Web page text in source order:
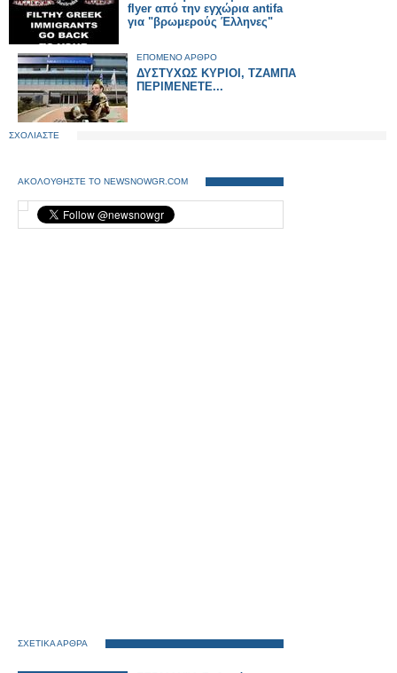
flyer από την εγχώρια antifa
για "βρωμερούς Έλληνες"
ΕΠΟΜΕΝΟ ΑΡΘΡΟ
ΔΥΣΤΥΧΩΣ ΚΥΡΙΟΙ, ΤΖΑΜΠΑ
ΠΕΡΙΜΕΝΕΤΕ...
ΣΧΟΛΙΑΣΤΕ
ΑΚΟΛΟΥΘΗΣΤΕ ΤΟ NEWSNOWGR.COM
ΣΧΕΤΙΚΑ ΑΡΘΡΑ